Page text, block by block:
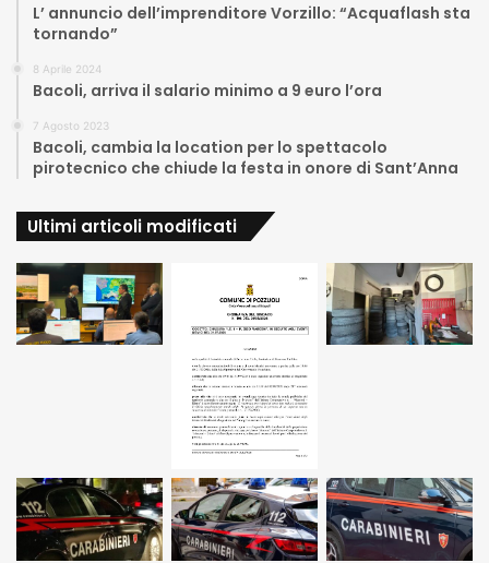
L’ annuncio dell’imprenditore Vorzillo: “Acquaflash sta
tornando”
8 Aprile 2024
Bacoli, arriva il salario minimo a 9 euro l’ora
7 Agosto 2023
Bacoli, cambia la location per lo spettacolo
pirotecnico che chiude la festa in onore di Sant’Anna
Ultimi articoli modificati